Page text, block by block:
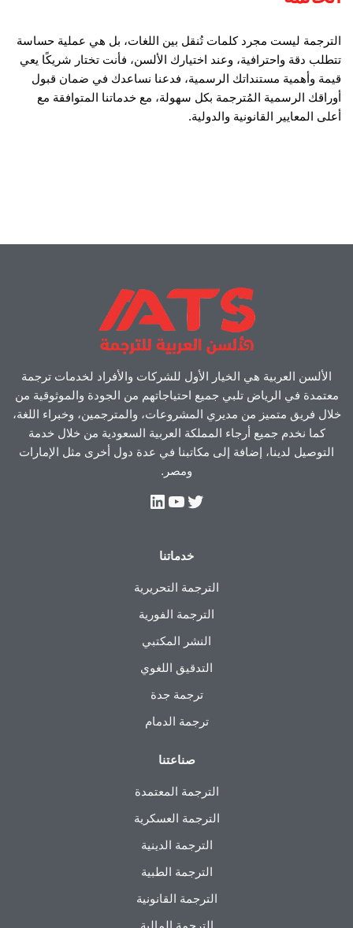
الترجمة ليست مجرد كلمات تُنقل بين اللغات، بل هي عملية حساسة
تتطلب دقة واحترافية، وعند اختيارك الألسن، فأنت تختار شريكًا يعي
قيمة وأهمية مستنداتك الرسمية، فدعنا نساعدك في ضمان قبول
أوراقك الرسمية المُترجمة بكل سهولة، مع خدماتنا المتوافقة مع
أعلى المعايير القانونية والدولية.
الألسن العربية هي الخيار الأول للشركات والأفراد لخدمات ترجمة
معتمدة في الرياض تلبي جميع احتياجاتهم من الجودة والموثوقية من
خلال فريق متميز من مديري المشروعات، والمترجمين، وخبراء اللغة،
كما نخدم جميع أرجاء المملكة العربية السعودية من خلال خدمة
التوصيل لدينا، إضافة إلى مكاتبنا في عدة دول أخرى مثل الإمارات
ومصر.
خدماتنا
الترجمة التحريرية
الترجمة الفورية
النشر المكتبي
التدقيق اللغوي
ترجمة جدة
ترجمة الدمام
صناعتنا
الترجمة المعتمدة
الترجمة العسكرية
الترجمة الدينية
الترجمة الطبية
الترجمة القانونية